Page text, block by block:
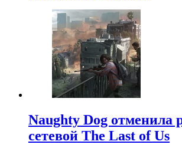
Naughty Dog отменила
сетевой The Last of Us